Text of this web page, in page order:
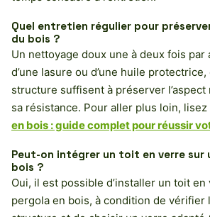
Quel entretien régulier pour
du bois ?
Un nettoyage doux une à deux fois par
d’une lasure ou d’une huile
structure suffisent à préserver
sa résistance. Pour aller plus loin, lisez
en bois : guide complet pour réussir
Peut-on intégrer un toit en verre sur
bois ?
Oui, il est possible d’installer un toit
pergola en bois, à condition de vérifier